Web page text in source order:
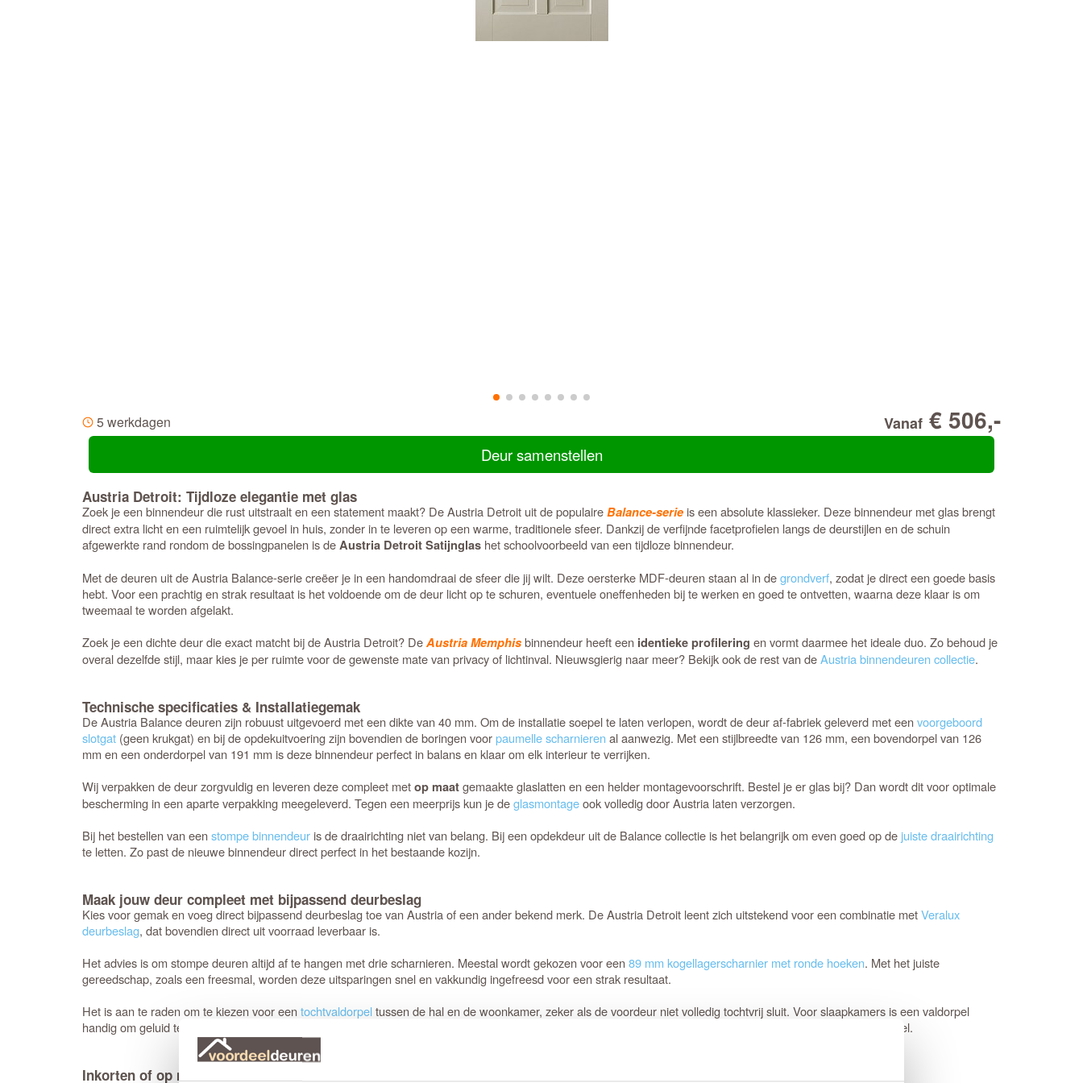
5 werkdagen Vanaf € 506,-
Deur samenstellen
Austria Detroit: Tijdloze elegantie met glas
Zoek je een binnendeur die rust uitstraalt en een statement maakt? De Austria Detroit uit de populaireBalance-serie is een absolute klassieker. Deze binnendeur met glas brengt
direct extra licht en een ruimtelijk gevoel in huis, zonder in te leveren op een warme, traditionele sfeer. Dankzij de verfijnde facetprofielen langs de deurstijlen en de schuin
afgewerkte rand rondom de bossingpanelen is deAustria Detroit Satijnglas het schoolvoorbeeld van een tijdloze binnendeur.
Met de deuren uit de Austria Balance-serie creëer je in een handomdraai de sfeer die jij wilt. Deze oersterke MDF-deuren staan al in degrondverf, zodat je direct een goede basis
hebt. Voor een prachtig en strak resultaat is het voldoende om de deur licht op te schuren, eventuele oneffenheden bij te werken en goed te ontvetten, waarna deze klaar is om
tweemaal te worden afgelakt.
Zoek je een dichte deur die exact matcht bij de Austria Detroit? DeAustria Memphisbinnendeur heeft een identieke profilering en vormt daarmee het ideale duo. Zo behoud je
overal dezelfde stijl, maar kies je per ruimte voor de gewenste mate van privacy of lichtinval. Nieuwsgierig naar meer? Bekijk ook de rest van deAustria binnendeuren collectie.
Technische specificaties & Installatiegemak
De Austria Balance deuren zijn robuust uitgevoerd met een dikte van 40 mm. Om de installatie soepel te laten verlopen, wordt de deur af-fabriek geleverd met eenvoorgeboord
slotgat (geen krukgat) en bij de opdekuitvoering zijn bovendien de boringen voorpaumelle scharnieren al aanwezig. Met een stijlbreedte van 126 mm, een bovendorpel van 126
mm en een onderdorpel van 191 mm is deze binnendeur perfect in balans en klaar om elk interieur te verrijken.
Wij verpakken de deur zorgvuldig en leveren deze compleet metop maatgemaakte glaslatten en een helder montagevoorschrift. Bestel je er glas bij? Dan wordt dit voor optimale
bescherming in een aparte verpakking meegeleverd. Tegen een meerprijs kun je deglasmontageook volledig door Austria laten verzorgen.
Bij het bestellen van eenstompe binnendeur is de draairichting niet van belang. Bij een opdekdeur uit de Balance collectie is het belangrijk om even goed op de juiste draairichting
te letten. Zo past de nieuwe binnendeur direct perfect in het bestaande kozijn.
Maak jouw deur compleet met bijpassend deurbeslag
Kies voor gemak en voeg direct bijpassend deurbeslag toe van Austria of een ander bekend merk. De Austria Detroit leent zich uitstekend voor een combinatie metVeralux
deurbeslag, dat bovendien direct uit voorraad leverbaar is.
Het advies is om stompe deuren altijd af te hangen met drie scharnieren. Meestal wordt gekozen voor een89 mm kogellagerscharnier met ronde hoeken. Met het juiste
gereedschap, zoals een freesmal, worden deze uitsparingen snel en vakkundig ingefreesd voor een strak resultaat.
Het is aan te raden om te kiezen voor eentochtvaldorpeltussen de hal en de woonkamer, zeker als de voordeur niet volledig tochtvrij sluit. Voor slaapkamers is een valdorpel
handig om geluid te dempen. Houd er rekening mee dat de luchtventilatie bij een gesloten deur vermindert; dit is de afweging bij de keuze voor een tochtvaldorpel.
Inkorten of op maat bestellen?